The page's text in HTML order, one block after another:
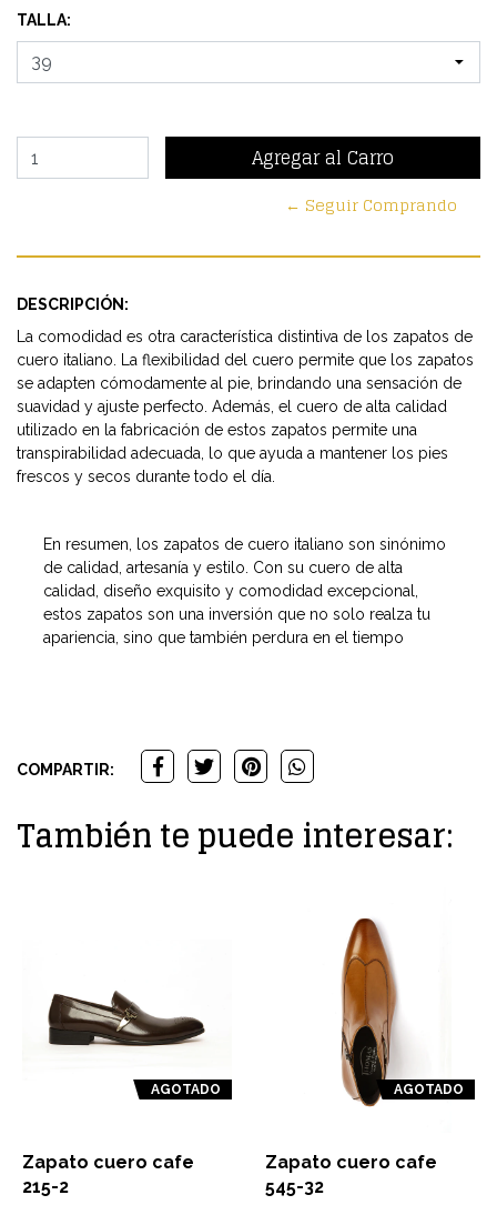
TALLA:
← Seguir Comprando
DESCRIPCIÓN:
La comodidad es otra característica distintiva de los zapatos de
cuero italiano. La flexibilidad del cuero permite que los zapatos
se adapten cómodamente al pie, brindando una sensación de
suavidad y ajuste perfecto. Además, el cuero de alta calidad
utilizado en la fabricación de estos zapatos permite una
transpirabilidad adecuada, lo que ayuda a mantener los pies
frescos y secos durante todo el día.
En resumen, los zapatos de cuero italiano son sinónimo
de calidad, artesanía y estilo. Con su cuero de alta
calidad, diseño exquisito y comodidad excepcional,
estos zapatos son una inversión que no solo realza tu
apariencia, sino que también perdura en el tiempo
COMPARTIR:
También te puede interesar:
AGOTADO
Zapato cuero cafe
215-2
AGOTADO
Zapato cuero cafe
545-32